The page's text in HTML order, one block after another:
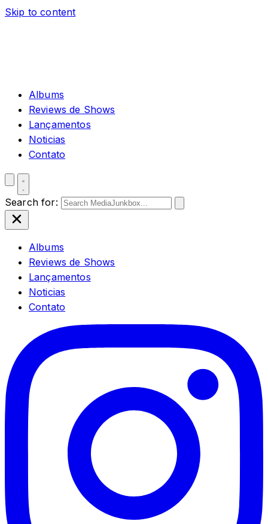
Skip to content
Albums
Reviews de Shows
Lançamentos
Noticias
Contato
Search for:
Albums
Reviews de Shows
Lançamentos
Noticias
Contato